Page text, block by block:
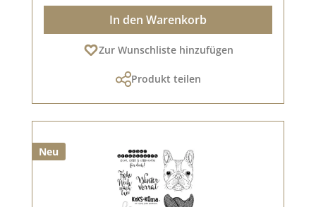
In den Warenkorb
Zur Wunschliste hinzufügen
Produkt teilen
Neu